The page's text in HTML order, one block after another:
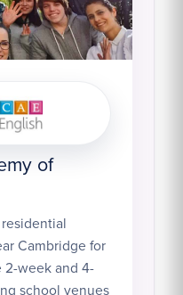
of
Cambridge for
2-week and 4-
school venues